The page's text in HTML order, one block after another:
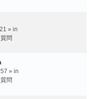
» in
問
» in
問